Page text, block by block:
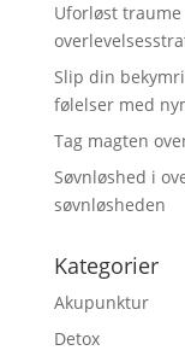
Uforløst
Slip din
følelser med
Tag magten
Søvnløshed i
søvnløsheden
Kategorier
Akupunktur
Detox